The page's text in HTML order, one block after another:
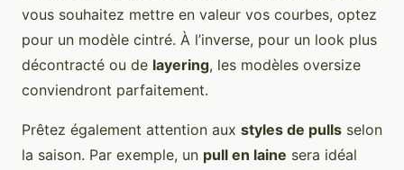
vous souhaitez mettre en valeur vos courbes, optez
pour un modèle cintré. À l’inverse, pour un look plus
décontracté ou de layering, les modèles oversize
conviendront parfaitement.
Prêtez également attention aux styles de pulls selon
la saison. Par exemple, un pull en laine sera idéal